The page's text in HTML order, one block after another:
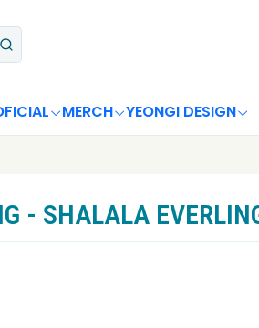
MERCH YEONGI DESIGN
- SHALALA